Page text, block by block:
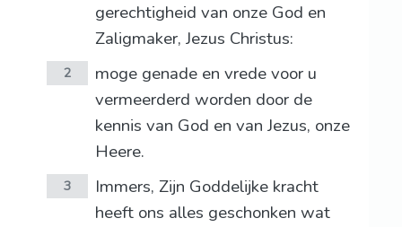
gerechtigheid van onze God en
Zaligmaker, Jezus Christus:
2
moge genade en vrede voor u
vermeerderd worden door de
kennis van God en van Jezus, onze
Heere.
3
Immers, Zijn Goddelijke kracht
heeft ons alles geschonken wat